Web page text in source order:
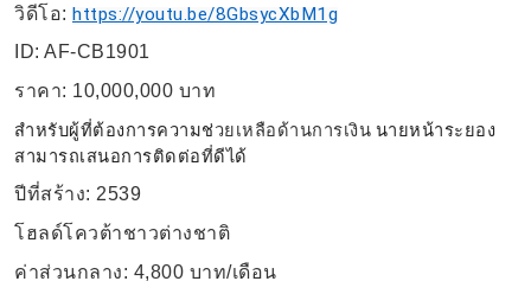
วิดีโอ: https://youtu.be/8GbsycXbM1g
ID: AF-CB1901
ราคา: 10,000,000 บาท
สำหรับผู้ที่ต้องการความช่วยเหลือด้านการเงิน นายหน้าระยอง
สามารถเสนอการติดต่อที่ดีได้
ปีที่สร้าง: 2539
โฮลด์โควต้าชาวต่างชาติ
ค่าส่วนกลาง: 4,800 บาท/เดือน